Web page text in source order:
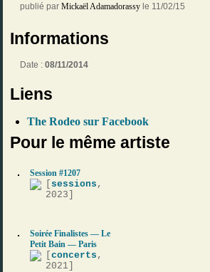
publié par Mickaël Adamadorassy le 11/02/15
Informations
Date :08/11/2014
Liens
The Rodeo sur Facebook
Pour le même artiste
Session #1207
sessions ,
2023]
Soirée Finalistes — Le
Petit Bain — Paris
[concerts ,
2021]